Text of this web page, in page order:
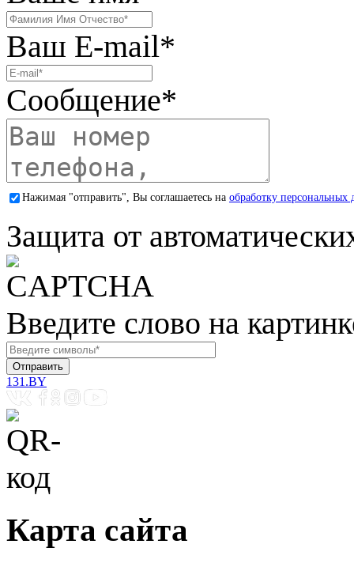
Ваш E-mail*
Сообщение*
Нажимая "отправить", Вы соглашаетесь на обработку персональных
Защита от
Введите слово на
131.BY
Карта сайта